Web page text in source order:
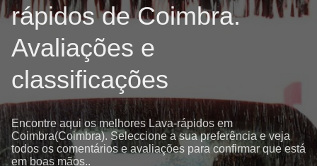
rápidos de Coimbra.
Avaliações e
classificações
Encontre aqui os melhores Lava-rápidos em
Coimbra(Coimbra). Seleccione a sua preferência e veja
todos os comentários e avaliações para confirmar que está
em boas mãos..